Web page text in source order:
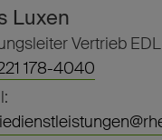
Luxen
Vertrieb EDL
178-4040